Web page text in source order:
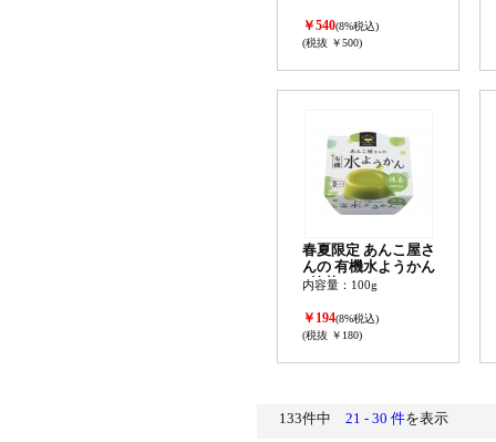
￥540(8%税込)
(税抜 ￥500)
春夏限定 あんこ屋さ
んの 有機水ようかん
<抹茶>
内容量：100g
￥194(8%税込)
(税抜 ￥180)
133件中 21 - 30 件を表示